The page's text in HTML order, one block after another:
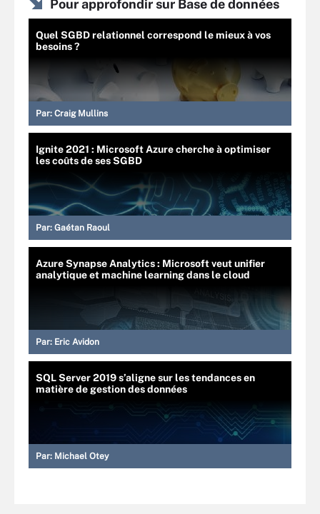
Pour approfondir sur Base de données
Quel SGBD relationnel correspond le mieux à vos
besoins ?
Par: Craig Mullins
Ignite 2021 : Microsoft Azure cherche à optimiser
les coûts de ses SGBD
Par: Gaétan Raoul
Azure Synapse Analytics : Microsoft veut unifier
analytique et machine learning dans le cloud
Par: Eric Avidon
SQL Server 2019 s’aligne sur les tendances en
matière de gestion des données
Par: Michael Otey